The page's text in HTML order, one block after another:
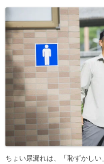
ちょい尿漏れは、「恥ずかし